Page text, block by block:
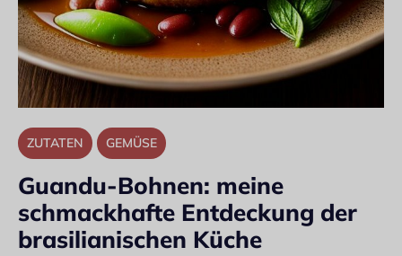
ZUTATEN GEMÜSE
Guandu-Bohnen: meine
schmackhafte Entdeckung der
brasilianischen Küche